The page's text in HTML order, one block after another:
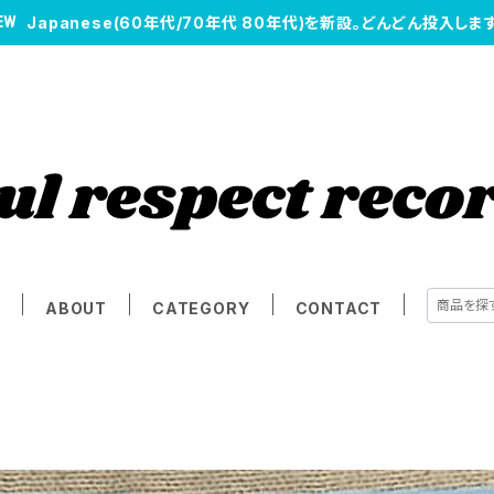
Japanese(60年代/70年代 80年代)を新設。どんどん投入します
ABOUT CATEGORY CONTACT